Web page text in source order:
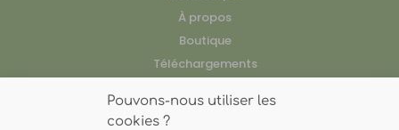
Pouvons-nous utiliser les
cookies ?
À propos
Boutique
Téléchargements
Nos artistes